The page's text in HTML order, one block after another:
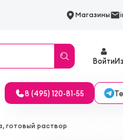
Магазины
Войти
8 (495) 120-81-55
готовый раствор